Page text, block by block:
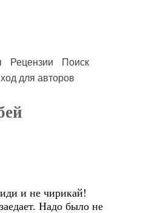
Рецензии
Поиск
для авторов
и не чирикай!
Надо было не